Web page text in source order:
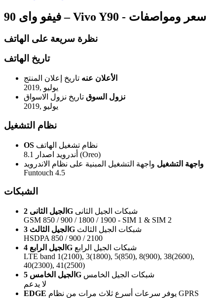
فيفو واى 90 – Vivo Y90 - سعر ومواصفات
نظرة سريعة على الهاتف
تاريخ الهاتف
الأعلان عنه تاريخ إعلان المنتج
يوليو ,2019
نزول السوق تاريخ نزول الاسواق
يوليو ,2019
نظام التشغيل
OS نظام تشغيل الهاتف
أندرويد اصدار 8.1 (Oreo)
واجهة التشغيل واجهة التشغيل المبنية على نظام الاندرويد
Funtouch 4.5
الشبكات
الجيل الثانى 2G شبكات الجيل الثانى
GSM 850 / 900 / 1800 / 1900 - SIM 1 & SIM 2
الجيل الثالث 3G شبكات الجيل الثالث
HSDPA 850 / 900 / 2100
الجيل الرابع 4G شبكات الجيل الرابع
LTE band 1(2100), 3(1800), 5(850), 8(900), 38(2600),
40(2300), 41(2500)
الجيل الخامس 5G شبكات الجيل الخامس
لا يدعم
EDGE يوفر سرعات أسرع ثلاث مرات من نظام GPRS